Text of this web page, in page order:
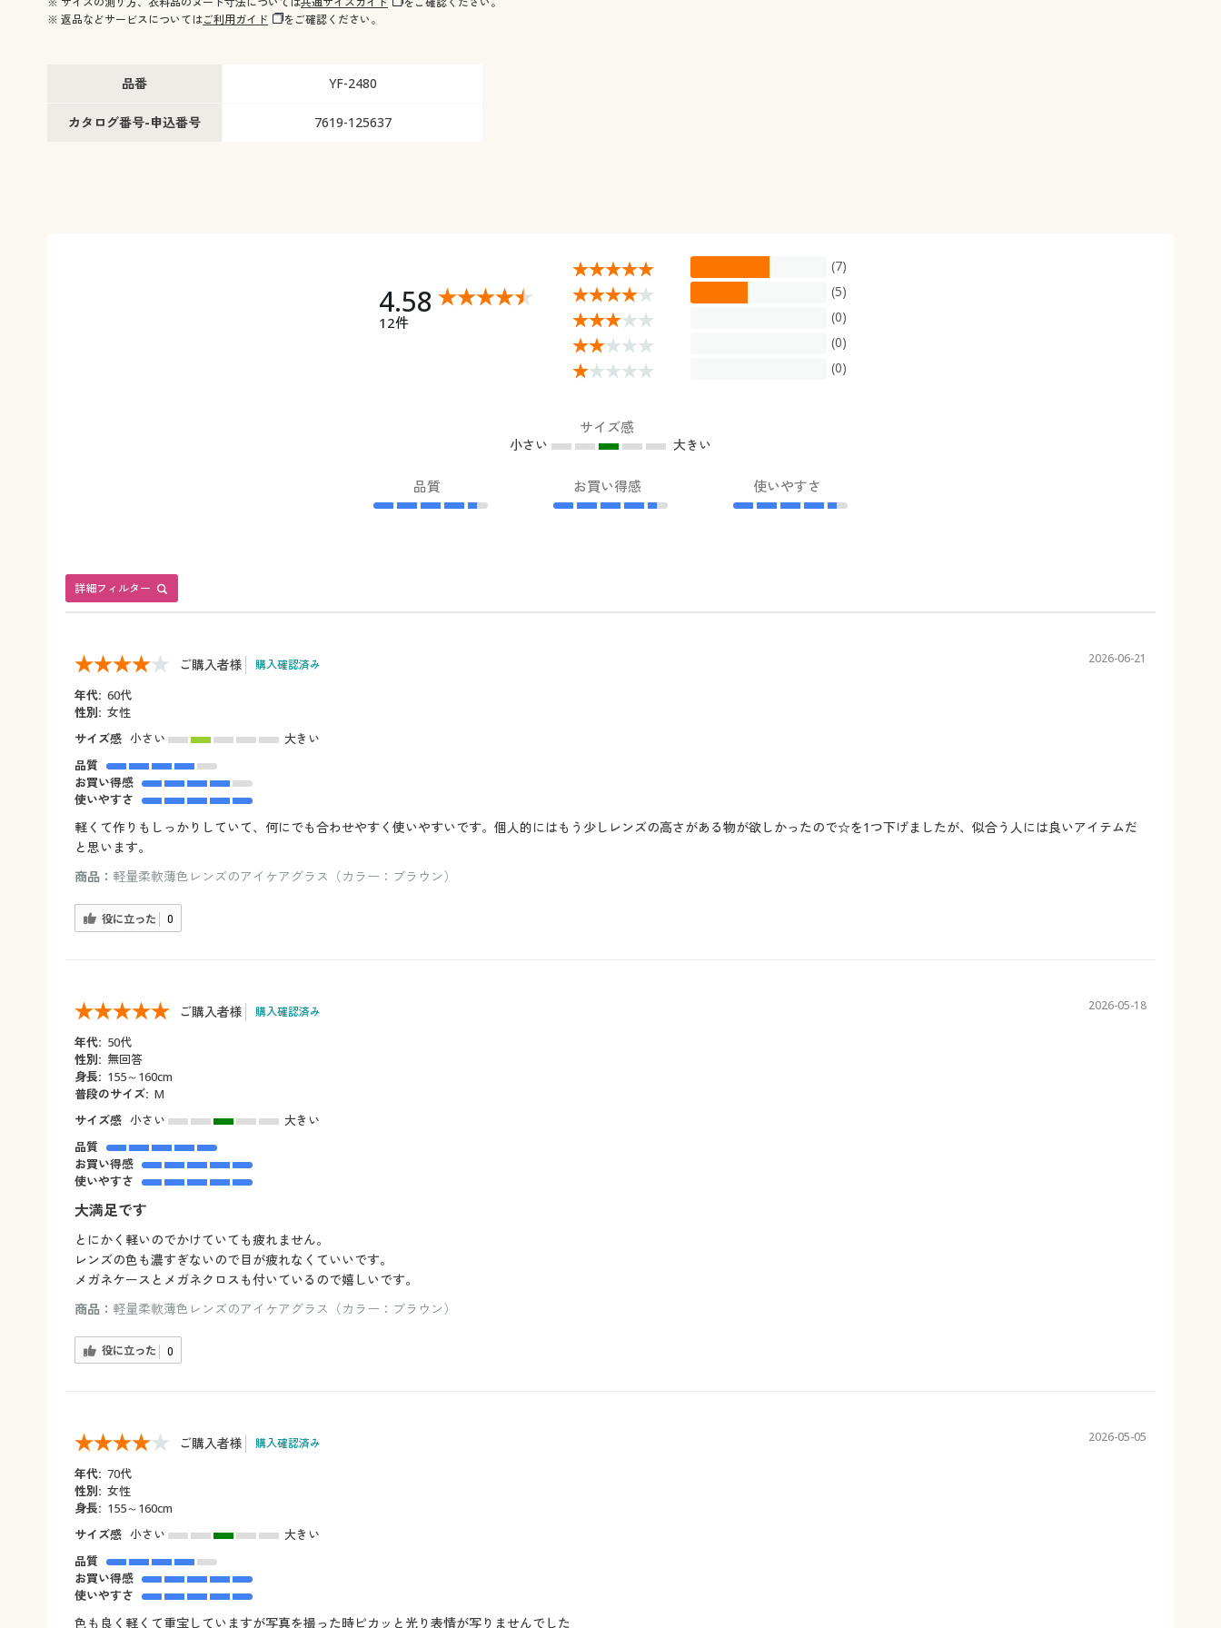
※ 返品などサービスについてはご利用ガイド をご確認ください。
品番 YF-2480
カタログ番号-申込番号 7619-125637
4.58
12件
(7)
(5)
(0)
(0)
(0)
サイズ感
小さい 大きい
品質 お買い得感 使いやすさ
詳細フィルター
ご購入者様 購入確認済み 2026-06-21
年代: 60代
性別: 女性
サイズ感 小さい
大きい
品質
お買い得感
使いやすさ
軽くて作りもしっかりしていて、何にでも合わせやすく使いやすいです。個人的にはもう少しレンズの高さがある物が欲しかったので☆を1つ下げましたが、似合う人には良いアイテムだ
と思います。
商品： 軽量柔軟薄色レンズのアイケアグラス（カラー：ブラウン）
役に立った 0
ご購入者様 購入確認済み 2026-05-18
年代: 50代
性別: 無回答
身長: 155～160cm
普段のサイズ: M
サイズ感 小さい
大きい
品質
お買い得感
使いやすさ
大満足です
とにかく軽いのでかけていても疲れません。
レンズの色も濃すぎないので目が疲れなくていいです。
メガネケースとメガネクロスも付いているので嬉しいです。
商品： 軽量柔軟薄色レンズのアイケアグラス（カラー：ブラウン）
役に立った 0
ご購入者様 購入確認済み 2026-05-05
年代: 70代
性別: 女性
身長: 155～160cm
サイズ感 小さい
大きい
品質
お買い得感
使いやすさ
色も良く軽くて重宝していますが写真を撮った時ピカッと光り表情が写りませんでした